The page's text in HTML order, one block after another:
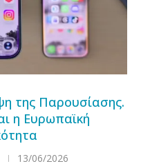
της Παρουσίασης.
η Ευρωπαϊκή
13/06/2026